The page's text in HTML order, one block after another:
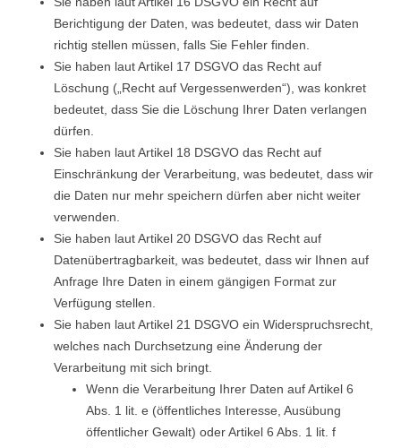
Berichtigung der Daten, was bedeutet, dass wir Daten
richtig stellen müssen, falls Sie Fehler finden.
Sie haben laut Artikel 17 DSGVO das Recht auf
Löschung („Recht auf Vergessenwerden“), was konkret
bedeutet, dass Sie die Löschung Ihrer Daten verlangen
dürfen.
Sie haben laut Artikel 18 DSGVO das Recht auf
Einschränkung der Verarbeitung, was bedeutet, dass wir
die Daten nur mehr speichern dürfen aber nicht weiter
verwenden.
Sie haben laut Artikel 20 DSGVO das Recht auf
Datenübertragbarkeit, was bedeutet, dass wir Ihnen auf
Anfrage Ihre Daten in einem gängigen Format zur
Verfügung stellen.
Sie haben laut Artikel 21 DSGVO ein Widerspruchsrecht,
welches nach Durchsetzung eine Änderung der
Verarbeitung mit sich bringt.
Wenn die Verarbeitung Ihrer Daten auf Artikel 6
Abs. 1 lit. e (öffentliches Interesse, Ausübung
öffentlicher Gewalt) oder Artikel 6 Abs. 1 lit. f